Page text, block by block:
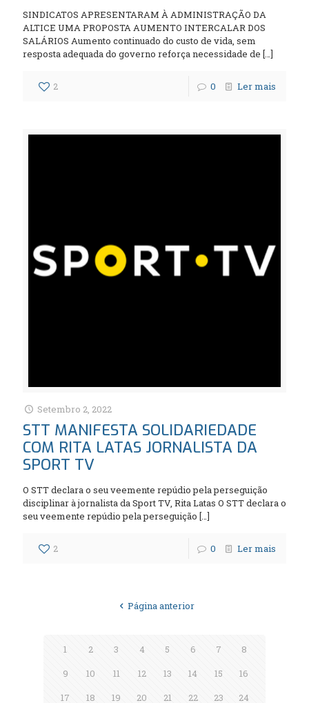
SINDICATOS APRESENTARAM À ADMINISTRAÇÃO DA
ALTICE UMA PROPOSTA AUMENTO INTERCALAR DOS
SALÁRIOS Aumento continuado do custo de vida, sem
resposta adequada do governo reforça necessidade de […]
2 0 Ler mais
Setembro 2, 2022
STT MANIFESTA SOLIDARIEDADE
COM RITA LATAS JORNALISTA DA
SPORT TV
O STT declara o seu veemente repúdio pela perseguição
disciplinar à jornalista da Sport TV, Rita Latas O STT declara o
seu veemente repúdio pela perseguição […]
2 0 Ler mais
Página anterior
1 2 3 4 5 6 7
8
9
10 11 12 13 14 15
16
17
18 19 20 21 22 23 24